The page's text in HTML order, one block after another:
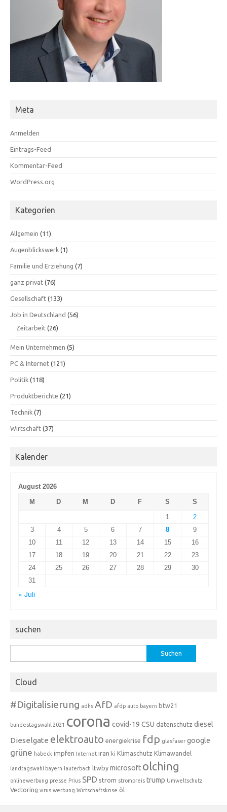
Meta
Anmelden
Eintrags-Feed
Kommentar-Feed
WordPress.org
Kategorien
Allgemein (11)
Augenblickswerk (1)
Familie und Erziehung (7)
ganz privat (76)
Gesellschaft (133)
Job in Deutschland (56)
Zeitarbeit (26)
Mein Unternehmen (5)
PC & Internet (121)
Politik (118)
Produktberichte (21)
Technik (7)
Wirtschaft (37)
Kalender
August 2026
M
D M D F S
S
1
2
3
4 5 6 7 8
9
10
11 12 13 14 15
16
17
18 19 20 21 22
23
24
25 26 27 28 29
30
31
« Juli
suchen
nach:
Cloud
#Digitalisierung adhs AfD afdp auto bayern btw21
bundestagswahl 2021 corona covid-19 CSU datenschutz diesel
Dieselgate elektroauto energiekrise fdp glasfaser google
grüne habeck impfen Internet iran ki Klimaschutz Klimawandel
landtagswahl bayern lauterbach ltwby microsoft olching
onlinewerbung presse Prius SPD strom strompreis trump Umweltschutz
Vectoring virus werbung Wirtschaftskrise öl